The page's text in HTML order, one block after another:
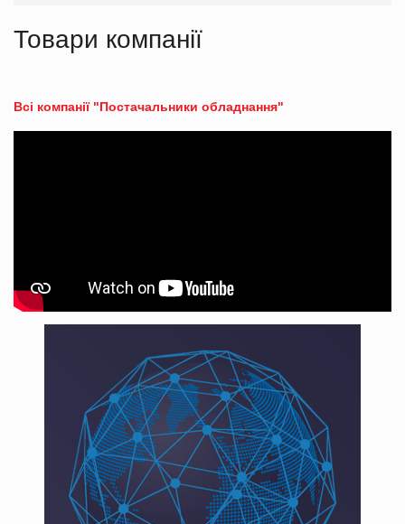
Товари компанії
Всі компанії "Постачальники обладнання"